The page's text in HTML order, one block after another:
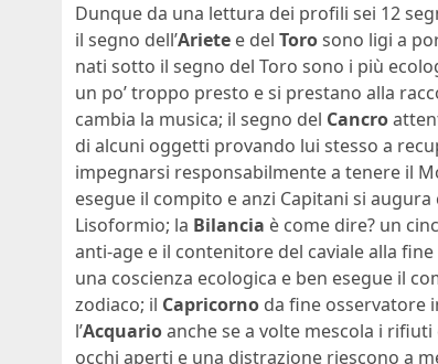
Dunque da una lettura dei profili sei 12
il segno dell’Ariete e del Torosono ligi a
nati sotto il segno del Toro sono i più
un po’ troppo presto e si prestano alla
cambia la musica; il segno del Cancro
di alcuni oggetti provando lui stesso a
impegnarsi responsabilmente a tenere il
esegue il compito e anzi Capitani si
Lisoformio; la Bilancia è come dire? un
anti-age e il contenitore del caviale alla
una coscienza ecologica e ben esegue il
zodiaco; il Capricorno da fine osservatore
l’Acquarioanche se a volte mescola i
occhi aperti e una distrazione riescono a